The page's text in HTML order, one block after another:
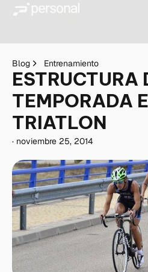
Blog Entrenamiento
ESTRUCTURA
TEMPORADA
TRIATLON
· noviembre 25, 2014